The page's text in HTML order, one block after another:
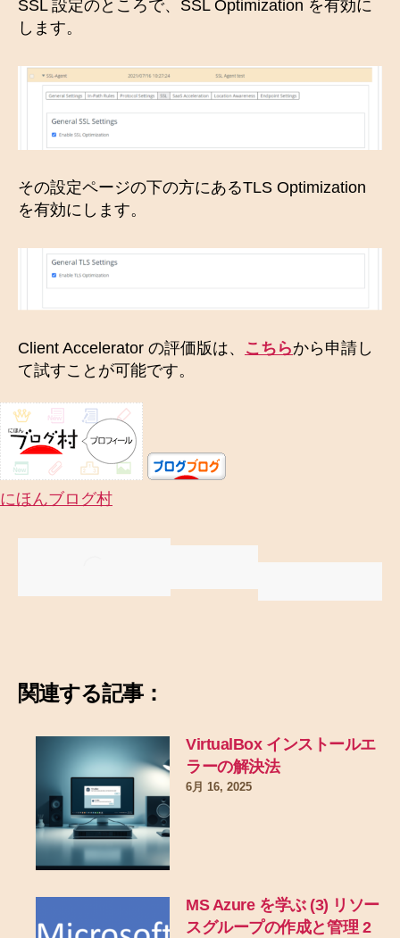
SSL 設定のところで、SSL Optimization を有効に
します。
その設定ページの下の方にあるTLS Optimization
を有効にします。
Client Accelerator の評価版は、 こちらから申請し
て試すことが可能です。
にほんブログ村
関連する記事：
VirtualBox インストールエ
ラーの解決法
6月 16, 2025
MS Azure を学ぶ (3) リソー
スグループの作成と管理 2